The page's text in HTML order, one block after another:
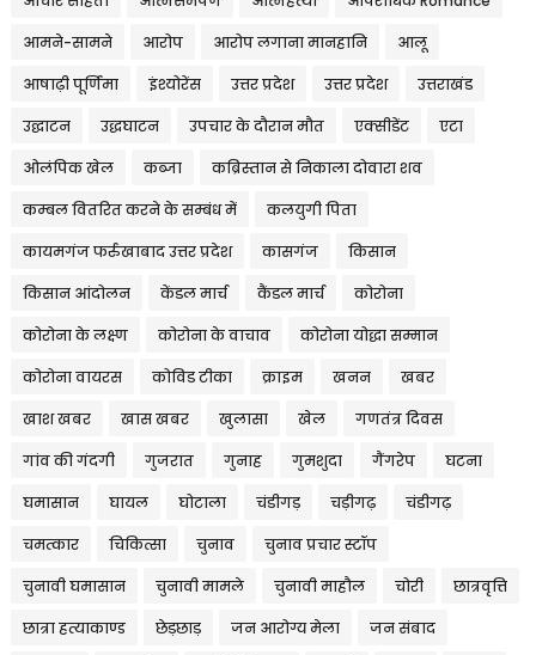
आमने-सामने आरोप आरोप लगाना मानहानि आलू
आषाढ़ी पूर्णिमा इंश्योरेंस उत्तर प्रदेश उत्तर प्रदेश उत्तराखंड
उद्घाटन उद्धघाटन उपचार के दौरान मौत एक्सीडेंट एटा
ओलंपिक खेल कब्जा कब्रिस्तान से निकाला दोवारा शव
कम्बल वितरित करने के सम्बंध में कलयुगी पिता
कायमगंज फर्रुखाबाद उत्तर प्रदेश कासगंज किसान
किसान आंदोलन केंडल मार्च कैंडल मार्च कोरोना
कोरोना के लक्ष्ण कोरोना के वाचाव कोरोना योद्धा सम्मान
कोरोना वायरस कोविड टीका क्राइम खनन खबर
खाश खबर खास खबर खुलासा खेल गणतंत्र दिवस
गांव की गंदगी गुजरात गुनाह गुमशुदा गैंगरेप घटना
घमासान घायल घोटाला चंडीगड़ चड़ीगढ़ चंडीगढ़
चमत्कार चिकित्सा चुनाव चुनाव प्रचार स्टॉप
चुनावी घमासान चुनावी मामले चुनावी माहौल चोरी छात्रवृत्ति
छात्रा हत्याकाण्ड छेड़छाड़ जन आरोग्य मेला जन संबाद